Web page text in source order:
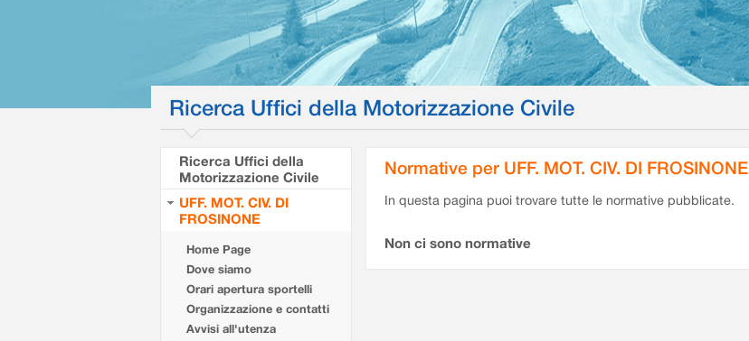
Ricerca Uffici della Motorizzazione Civile
Ricerca Uffici della
Motorizzazione Civile
UFF. MOT. CIV. DI
FROSINONE
Home Page
Dove siamo
Orari apertura sportelli
Organizzazione e contatti
Avvisi all'utenza
Normative per UFF. MOT. CIV. DI FROSINONE
In questa pagina puoi trovare tutte le normative pubblicate.
Non ci sono normative